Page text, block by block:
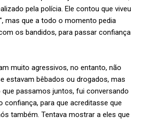
pela polícia. Ele contou que viveu
mas que a todo o momento pedia
os bandidos, para passar confiança
muito agressivos, no entanto, não
estavam bêbados ou drogados, mas
passamos juntos, fui conversando
confiança, para que acreditasse que
também. Tentava mostrar a eles que